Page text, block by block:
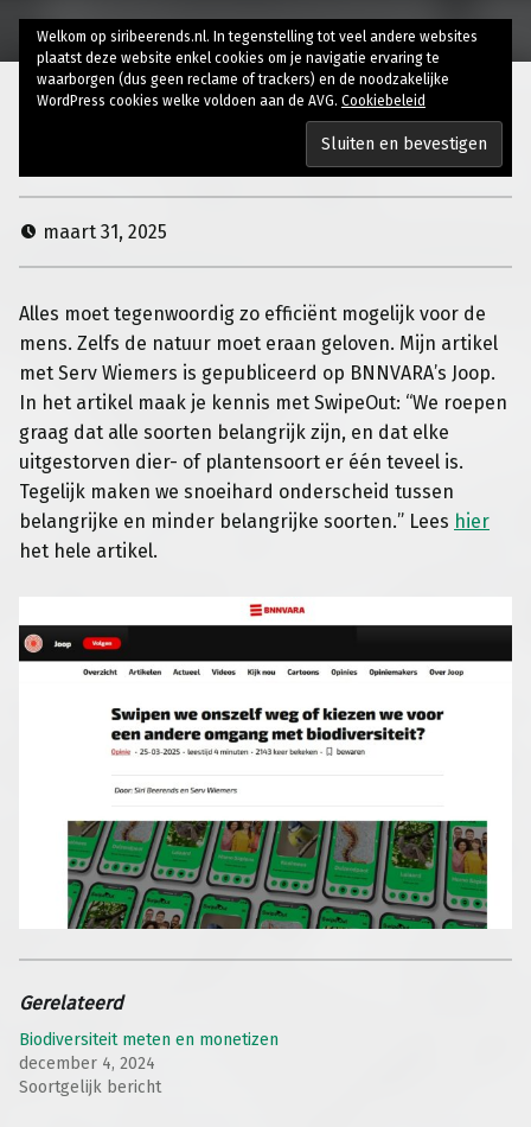
Swipen we onszelf weg?
maart 31, 2025
Alles moet tegenwoordig zo efficiënt mogelijk voor de
mens. Zelfs de natuur moet eraan geloven. Mijn artikel
met Serv Wiemers is gepubliceerd op BNNVARA’s Joop.
In het artikel maak je kennis met SwipeOut: “We roepen
graag dat alle soorten belangrijk zijn, en dat elke
uitgestorven dier- of plantensoort er één teveel is.
Tegelijk maken we snoeihard onderscheid tussen
belangrijke en minder belangrijke soorten.” Lees hier
het hele artikel.
Gerelateerd
Biodiversiteit meten en monetizen
december 4, 2024
Soortgelijk bericht
Welkom op siribeerends.nl. In tegenstelling tot veel andere websites
plaatst deze website enkel cookies om je navigatie ervaring te
waarborgen (dus geen reclame of trackers) en de noodzakelijke
WordPress cookies welke voldoen aan de AVG. Cookiebeleid